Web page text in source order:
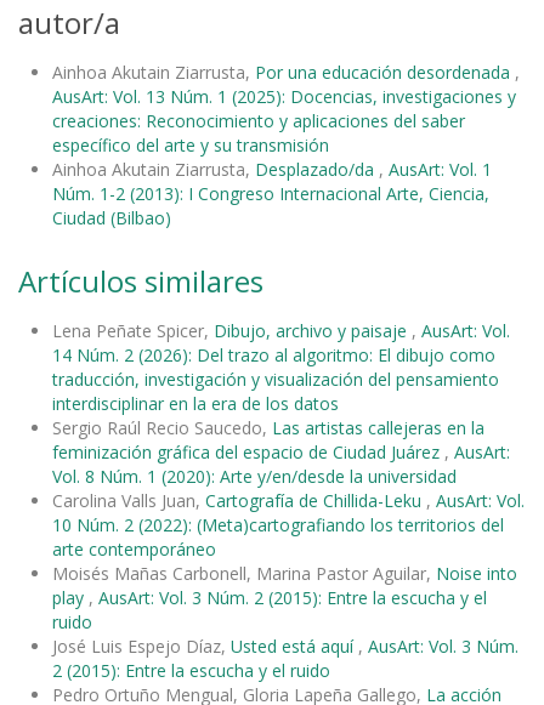
autor/a
Ainhoa Akutain Ziarrusta, Por una educación desordenada ,
AusArt: Vol. 13 Núm. 1 (2025): Docencias, investigaciones y
creaciones: Reconocimiento y aplicaciones del saber
específico del arte y su transmisión
Ainhoa Akutain Ziarrusta, Desplazado/da , AusArt: Vol. 1
Núm. 1-2 (2013): I Congreso Internacional Arte, Ciencia,
Ciudad (Bilbao)
Artículos similares
Lena Peñate Spicer, Dibujo, archivo y paisaje , AusArt: Vol.
14 Núm. 2 (2026): Del trazo al algoritmo: El dibujo como
traducción, investigación y visualización del pensamiento
interdisciplinar en la era de los datos
Sergio Raúl Recio Saucedo, Las artistas callejeras en la
feminización gráfica del espacio de Ciudad Juárez , AusArt:
Vol. 8 Núm. 1 (2020): Arte y/en/desde la universidad
Carolina Valls Juan, Cartografía de Chillida-Leku , AusArt: Vol.
10 Núm. 2 (2022): (Meta)cartografiando los territorios del
arte contemporáneo
Moisés Mañas Carbonell, Marina Pastor Aguilar, Noise into
play , AusArt: Vol. 3 Núm. 2 (2015): Entre la escucha y el
ruido
José Luis Espejo Díaz, Usted está aquí , AusArt: Vol. 3 Núm.
2 (2015): Entre la escucha y el ruido
Pedro Ortuño Mengual, Gloria Lapeña Gallego, La acción